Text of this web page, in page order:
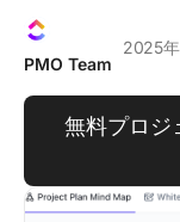
PMO Team
2025
無料プロジ